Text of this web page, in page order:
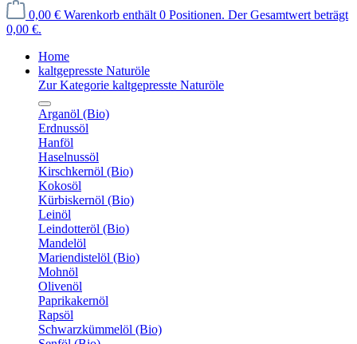
0,00 € Warenkorb enthält 0 Positionen. Der Gesamtwert beträgt
0,00 €.
Home
kaltgepresste Naturöle
Zur Kategorie kaltgepresste Naturöle
Arganöl (Bio)
Erdnussöl
Hanföl
Haselnussöl
Kirschkernöl (Bio)
Kokosöl
Kürbiskernöl (Bio)
Leinöl
Leindotteröl (Bio)
Mandelöl
Mariendistelöl (Bio)
Mohnöl
Olivenöl
Paprikakernöl
Rapsöl
Schwarzkümmelöl (Bio)